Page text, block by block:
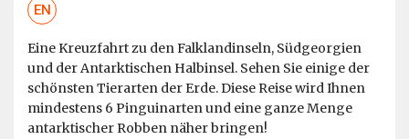
EN
Eine Kreuzfahrt zu den Falklandinseln, Südgeorgien
und der Antarktischen Halbinsel. Sehen Sie einige der
schönsten Tierarten der Erde. Diese Reise wird Ihnen
mindestens 6 Pinguinarten und eine ganze Menge
antarktischer Robben näher bringen!